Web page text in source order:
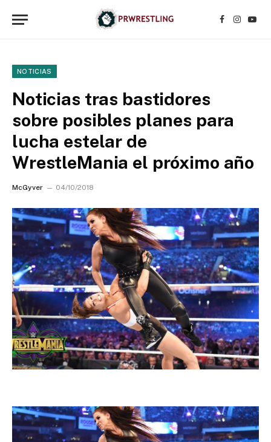
Facebook
NOTICIAS
Noticias tras bastidores
sobre posibles planes para
lucha estelar de
WrestleMania el próximo año
McGyver 04/10/2018